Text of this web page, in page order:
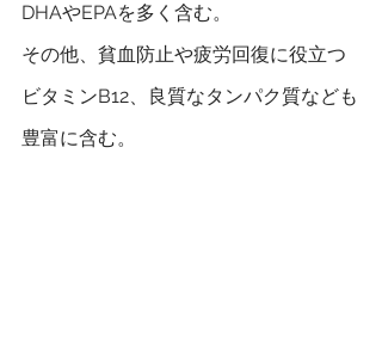
DHAやEPAを多く含む。
その他、貧血防止や疲労回復に役立つ
ビタミンB12、良質なタンパク質なども
豊富に含む。